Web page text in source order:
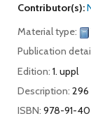
Contributor(s):
Material type:
Publication
Edition: 1. uppl
Description: 296
ISBN: 978-91-